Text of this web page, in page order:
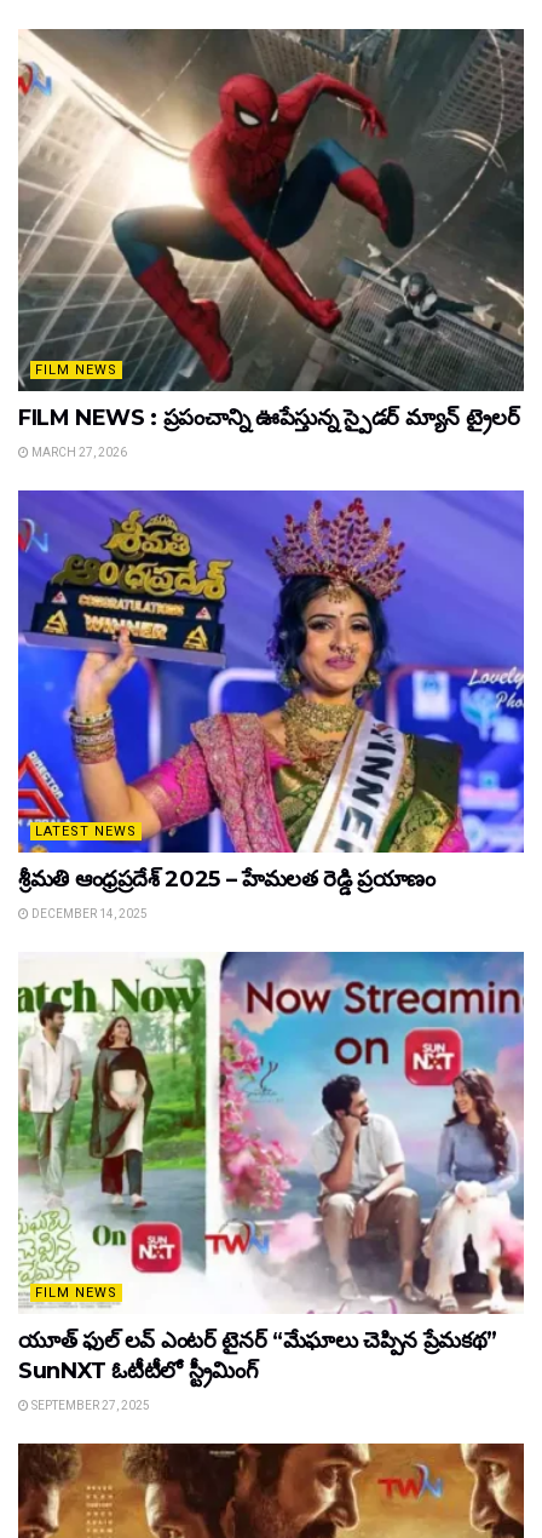
FILM NEWS
FILM NEWS : ప్రపంచాన్ని ఊపేస్తున్న స్పైడర్ మ్యాన్ ట్రైలర్
MARCH 27, 2026
LATEST NEWS
శ్రీమతి ఆంధ్రప్రదేశ్ 2025 – హేమలత రెడ్డి ప్రయాణం
DECEMBER 14, 2025
FILM NEWS
యూత్ ఫుల్ లవ్ ఎంటర్ టైనర్ “మేఘాలు చెప్పిన ప్రేమకథ”
SunNXT ఓటీటీలో స్ట్రీమింగ్
SEPTEMBER 27, 2025